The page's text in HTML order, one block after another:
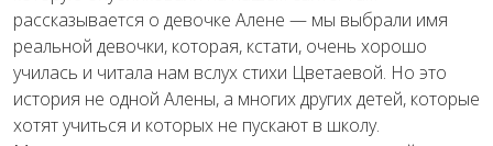
рассказывается о девочке Алене — мы выбрали имя
реальной девочки, которая, кстати, очень хорошо
училась и читала нам вслух стихи Цветаевой. Но это
история не одной Алены, а многих других детей, которые
хотят учиться и которых не пускают в школу.